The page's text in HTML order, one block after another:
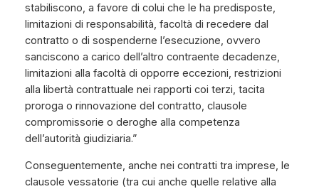
stabiliscono, a favore di colui che le ha predisposte,
limitazioni di responsabilità, facoltà di recedere dal
contratto o di sospenderne l’esecuzione, ovvero
sanciscono a carico dell’altro contraente decadenze,
limitazioni alla facoltà di opporre eccezioni, restrizioni
alla libertà contrattuale nei rapporti coi terzi, tacita
proroga o rinnovazione del contratto, clausole
compromissorie o deroghe alla competenza
dell’autorità giudiziaria.”
Conseguentemente, anche nei contratti tra imprese, le
clausole vessatorie (tra cui anche quelle relative alla